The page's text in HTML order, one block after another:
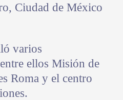
Ciudad de México
varios
ellos Misión de
Roma y el centro